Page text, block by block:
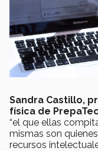
Sandra Castillo,
física de
“el que ellas
mismas son
recursos